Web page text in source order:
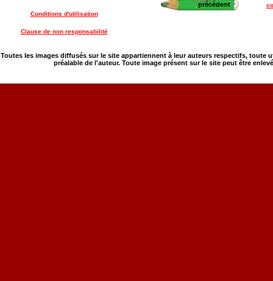
Conditions d'utilisation
Clause de non responsabilité
précédent
Toutes les images diffusés sur le site appartiennent à leur auteurs respectifs,
préalable de l'auteur. Toute image présent sur le site peut être